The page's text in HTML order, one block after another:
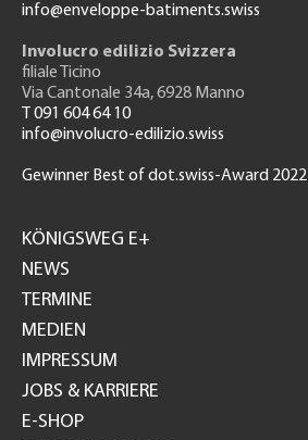
info@enveloppe-batiments.swiss
Involucro edilizio Svizzera
filiale Ticino
Via Cantonale 34a, 6928 Manno
T 091 604 64 10
info@involucro-edilizio.swiss
Gewinner Best of dot.swiss-Award 2022
GH
KÖNIGSWEG E+
NEWS
TERMINE
MEDIEN
IMPRESSUM
JOBS & KARRIERE
E-SHOP